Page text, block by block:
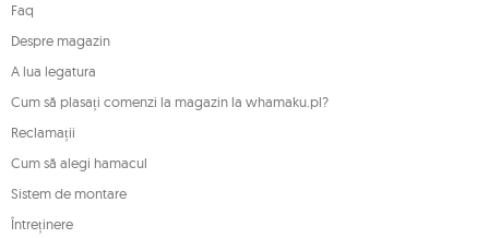
Faq
Despre magazin
A lua legatura
Cum să plasați comenzi la magazin la whamaku.pl?
Reclamații
Cum să alegi hamacul
Sistem de montare
Întreținere